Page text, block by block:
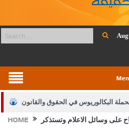
البكالوريوس في الحقوق والقانون
الهاشمية التاريخية على المقدسات HOME
على وسائل الاعلام وتستذكر